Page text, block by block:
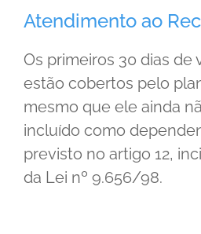
Atendimento ao
Os primeiros 30 dias de
estão cobertos pelo
mesmo que ele ainda
incluído como
previsto no artigo 12,
da Lei nº 9.656/98.